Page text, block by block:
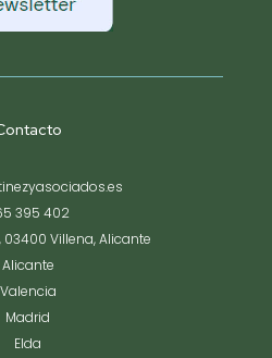
395 402
03400 Villena, Alicante
Alicante
Valencia
Madrid
Elda